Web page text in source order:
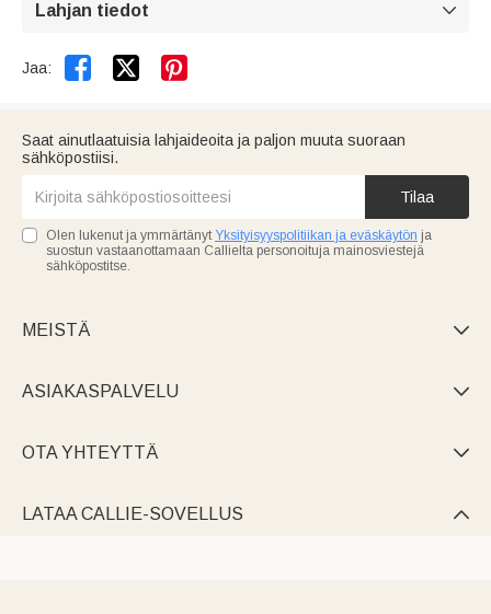
Lahjan tiedot 
Jaa:  
Saat ainutlaatuisia lahjaideoita ja paljon muuta suoraan
sähköpostiisi.
Tilaa
Olen lukenut ja ymmärtänyt Yksityisyyspolitiikan ja eväskäytön ja
suostun vastaanottamaan Callielta personoituja mainosviestejä
sähköpostitse.
MEISTÄ 
ASIAKASPALVELU 
OTA YHTEYTTÄ 
LATAA CALLIE-SOVELLUS 